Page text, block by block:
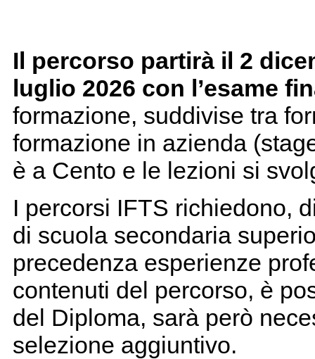
Il percorso partirà il 2
luglio 2026 con l’esame
formazione, suddivise tra
formazione in azienda
è a Cento e le lezioni si
I percorsi IFTS richiedono,
di scuola secondaria
precedenza esperienze
contenuti del percorso, è
del Diploma, sarà però
selezione aggiuntivo.